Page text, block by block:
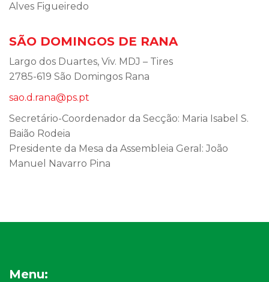
Alves Figueiredo
SÃO DOMINGOS DE RANA
Largo dos Duartes, Viv. MDJ – Tires
2785-619 São Domingos Rana
sao.d.rana@ps.pt
Secretário-Coordenador da Secção: Maria Isabel S.
Baião Rodeia
Presidente da Mesa da Assembleia Geral: João
Manuel Navarro Pina
Menu: